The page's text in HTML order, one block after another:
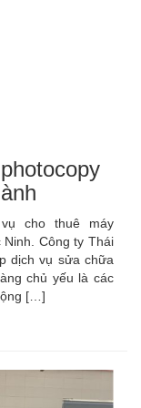
cho thuê máy
Công ty Thái
dịch vụ sửa chữa
chủ yếu là các
[…]